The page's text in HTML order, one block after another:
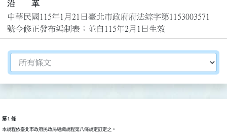
沿 革
中華民國115年1月21日臺北市政府府法綜字第1153003571
號令修正發布編制表；並自115年2月1日生效
切換選擇法規資訊內容
第 1 條
本規程依臺北市政府民政局組織規程第八條規定訂定之。